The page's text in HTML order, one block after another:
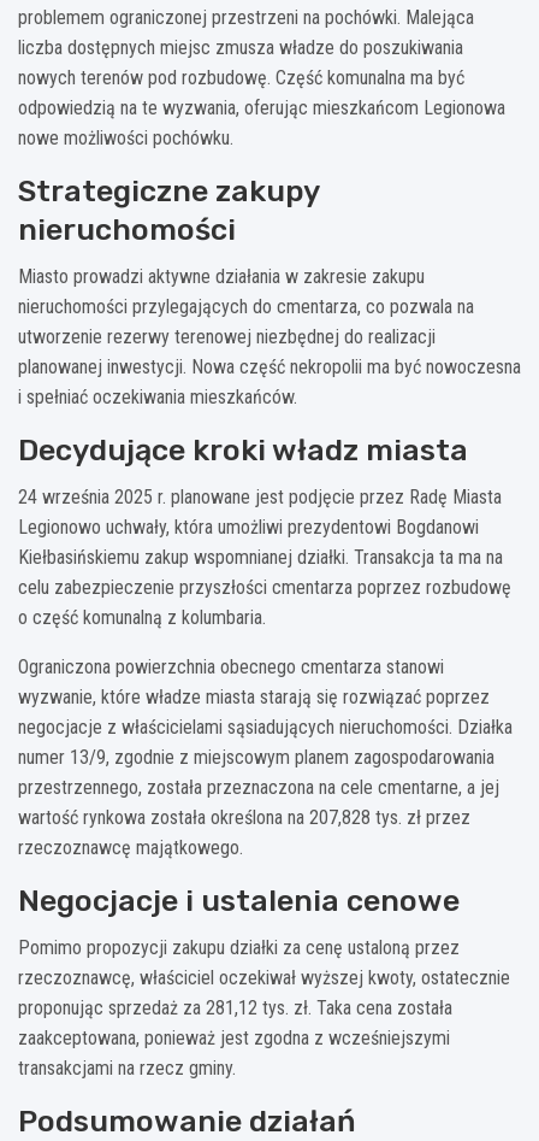
problemem ograniczonej przestrzeni na pochówki. Malejąca
liczba dostępnych miejsc zmusza władze do poszukiwania
nowych terenów pod rozbudowę. Część komunalna ma być
odpowiedzią na te wyzwania, oferując mieszkańcom Legionowa
nowe możliwości pochówku.
Strategiczne zakupy
nieruchomości
Miasto prowadzi aktywne działania w zakresie zakupu
nieruchomości przylegających do cmentarza, co pozwala na
utworzenie rezerwy terenowej niezbędnej do realizacji
planowanej inwestycji. Nowa część nekropolii ma być nowoczesna
i spełniać oczekiwania mieszkańców.
Decydujące kroki władz miasta
24 września 2025 r. planowane jest podjęcie przez Radę Miasta
Legionowo uchwały, która umożliwi prezydentowi Bogdanowi
Kiełbasińskiemu zakup wspomnianej działki. Transakcja ta ma na
celu zabezpieczenie przyszłości cmentarza poprzez rozbudowę
o część komunalną z kolumbaria.
Ograniczona powierzchnia obecnego cmentarza stanowi
wyzwanie, które władze miasta starają się rozwiązać poprzez
negocjacje z właścicielami sąsiadujących nieruchomości. Działka
numer 13/9, zgodnie z miejscowym planem zagospodarowania
przestrzennego, została przeznaczona na cele cmentarne, a jej
wartość rynkowa została określona na 207,828 tys. zł przez
rzeczoznawcę majątkowego.
Negocjacje i ustalenia cenowe
Pomimo propozycji zakupu działki za cenę ustaloną przez
rzeczoznawcę, właściciel oczekiwał wyższej kwoty, ostatecznie
proponując sprzedaż za 281,12 tys. zł. Taka cena została
zaakceptowana, ponieważ jest zgodna z wcześniejszymi
transakcjami na rzecz gminy.
Podsumowanie działań